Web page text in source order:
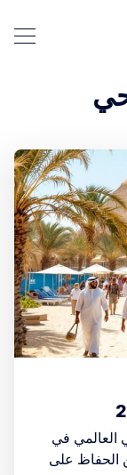
العالمي في
من الحفاظ على